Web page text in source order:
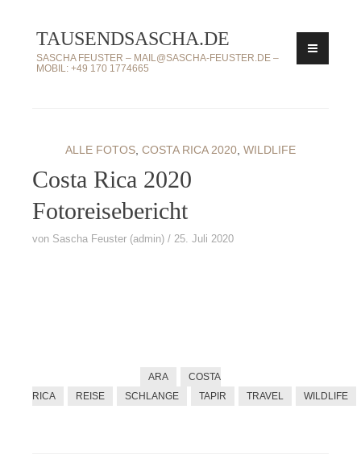
Inhalt
springen
TAUSENDSASCHA.DE
SASCHA FEUSTER – MAIL@SASCHA-FEUSTER.DE –
MOBIL: +49 170 1774665
ALLE FOTOS COSTA RICA 2020 WILDLIFE
Costa Rica 2020
Fotoreisebericht
von Sascha Feuster (admin) 25. Juli 2020
ARA
COSTA
RICA
REISE SCHLANGE TAPIR TRAVEL WILDLIFE